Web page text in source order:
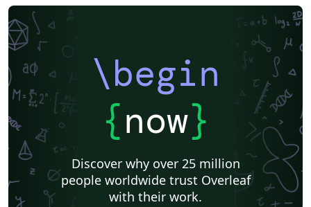
\begin
{now}
Discover why over 25 million
people worldwide trust Overleaf
with their work.